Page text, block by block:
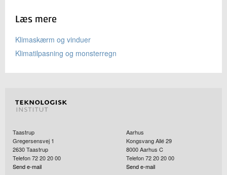
Læs mere
Klimaskærm og vinduer
Klimatilpasning og monsterregn
Taastrup
Gregersensvej 1
2630Taastrup
Telefon 72 20 20 00
Send e-mail
Aarhus
Kongsvang Allé 29
8000Aarhus C
Telefon 72 20 20 00
Send e-mail